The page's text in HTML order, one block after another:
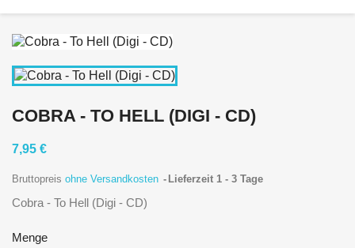
COBRA - TO HELL (DIGI - CD)
7,95 €
Bruttopreis ohne Versandkosten Lieferzeit 1 - 3 Tage
Cobra - To Hell (Digi - CD)
Menge